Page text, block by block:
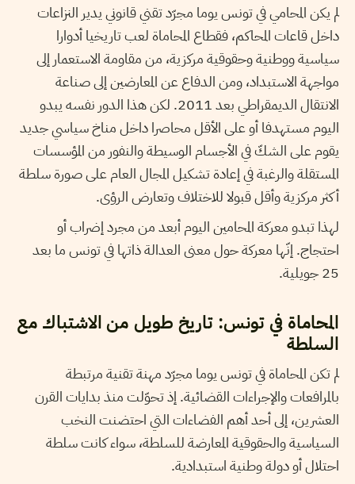
لم يكن المحامي في تونس يوما مجرّد تقني قانوني يدير النزاعات
داخل قاعات المحاكم، فقطاع المحاماة لعب تاريخيا أدوارا
سياسية ووطنية وحقوقية مركزية، من مقاومة الاستعمار إلى
مواجهة الاستبداد، ومن الدفاع عن المعارضين إلى صناعة
الانتقال الديمقراطي بعد 2011. لكن هذا الدور نفسه يبدو
اليوم مستهدفا أو على الأقل محاصرا داخل مناخ سياسي جديد
يقوم على الشكّ في الأجسام الوسيطة والنفور من المؤسسات
المستقلة والرغبة في إعادة تشكيل المجال العام على صورة سلطة
أكثر مركزية وأقل قبولا للاختلاف وتعارض الرؤى.
لهذا تبدو معركة المحامين اليوم أبعد من مجرد إضراب أو
احتجاج. إنّها معركة حول معنى العدالة ذاتها في تونس ما بعد
25 جويلية.
المحاماة في تونس: تاريخ طويل من الاشتباك مع
السلطة
لم تكن المحاماة في تونس يوما مجرّد مهنة تقنية مرتبطة
بالمرافعات والإجراءات القضائية. إذ تحوّلت منذ بدايات القرن
العشرين، إلى أحد أهم الفضاءات التي احتضنت النخب
السياسية والحقوقية المعارضة للسلطة، سواء كانت سلطة
احتلال أو دولة وطنية استبدادية.